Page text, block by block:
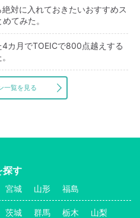
対に入れておきたいおすすめス
てみた。
カ月でTOEICで800点越えする
一覧を見る
探す
宮城 山形 福島
茨城 群馬 栃木 山梨